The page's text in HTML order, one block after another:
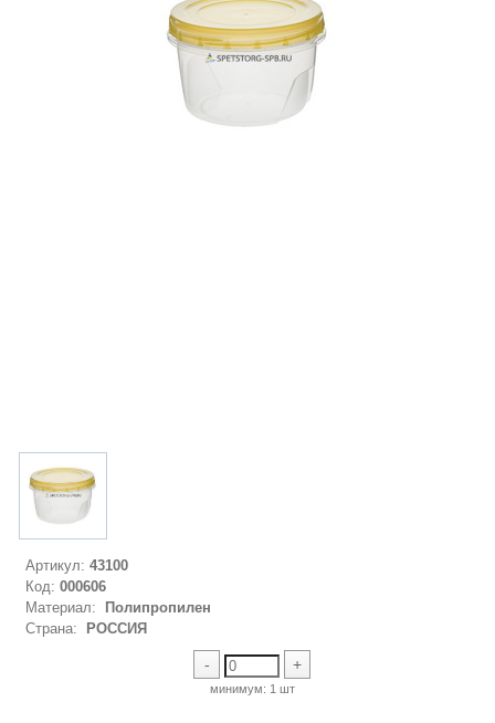
Артикул:43100
Код:000606
Материал:
Полипропилен
Страна:
РОССИЯ
- +
минимум: 1 шт